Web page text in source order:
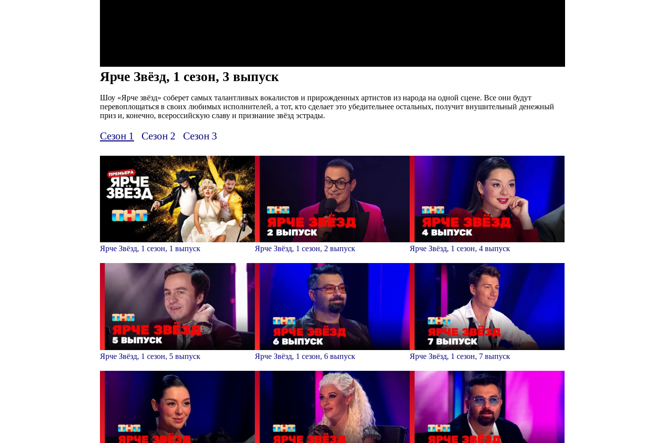
Ярче Звёзд, 1 сезон, 3 выпуск
Шоу «Ярче звёзд» соберет самых талантливых вокалистов и прирожденных артистов из народа на одной сцене. Все они будут
перевоплощаться в своих любимых исполнителей, а тот, кто сделает это убедительнее остальных, получит внушительный денежный
приз и, конечно, всероссийскую славу и признание звёзд эстрады.
Сезон 1 Сезон 2 Сезон 3
Ярче Звёзд, 1 сезон, 1 выпуск Ярче Звёзд, 1 сезон, 2 выпуск Ярче Звёзд, 1 сезон, 4 выпуск
Ярче Звёзд, 1 сезон, 5 выпуск Ярче Звёзд, 1 сезон, 6 выпуск Ярче Звёзд, 1 сезон, 7 выпуск